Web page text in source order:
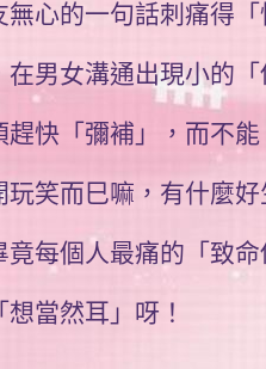
無心的一句話刺痛得
在男女溝通出現小的
趕快「彌補」，而不
玩笑而巳嘛，有什麼
竟每個人最痛的「致
想當然耳」呀！